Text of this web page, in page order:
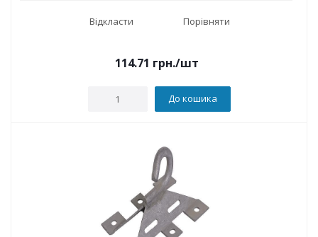
Відкласти Порівняти
114.71 грн./шт
До кошика